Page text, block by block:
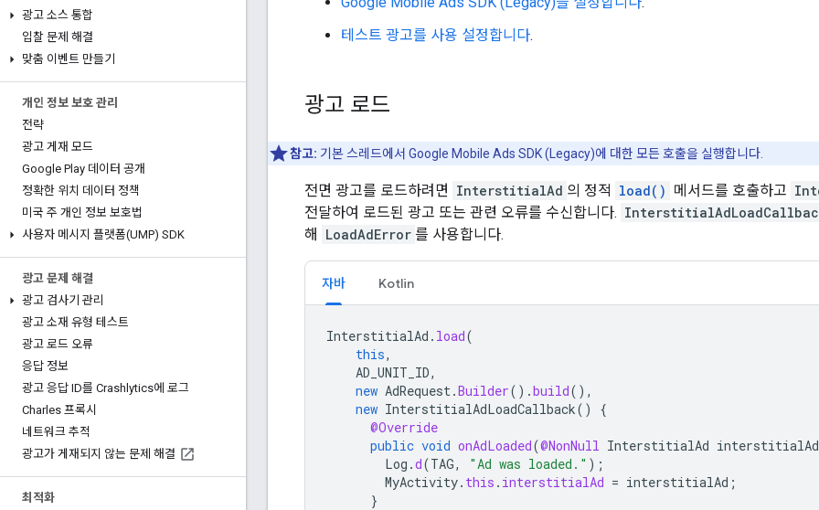
광고 소스 통합
입찰 문제 해결
맞춤 이벤트 만들기
개인 정보 보호 관리
전략
광고 게재 모드
Google Play 데이터 공개
정확한 위치 데이터 정책
미국 주 개인 정보 보호법
사용자 메시지 플랫폼(UMP) SDK
광고 문제 해결
광고 검사기 관리
광고 소재 유형 테스트
광고 로드 오류
응답 정보
광고 응답 ID를 Crashlytics에 로그
Charles 프록시
네트워크 추적
광고가 게재되지 않는 문제 해결
최적화
테스트 광고를 사용 설정합니다.
광고 로드
참고: 기본 스레드에서 Google Mobile Ads SDK (Legacy)에 대한 모든 호출을 실행합니다.
전면 광고를 로드하려면 InterstitialAd 의 정적 load() 메서드를 호출하고
전달하여 로드된 광고 또는 관련 오류를 수신합니다.
해
LoadAdError 를 사용합니다.
자바 Kotlin
InterstitialAd . load(
this,
AD_UNIT_ID,
new AdRequest.Builder().build(),
new InterstitialAdLoadCallback()
{
@Override
public void onAdLoaded(@NonNull InterstitialAd interstitialAd
Log .d(TAG, "Ad was loaded." );
MyActivity. this . interstitialAd = interstitialAd ;
}